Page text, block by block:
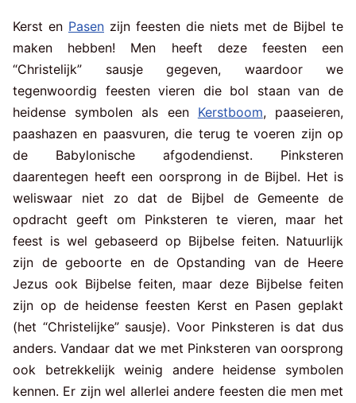
Kerst en Pasen zijn feesten die niets met de Bijbel te
maken hebben! Men heeft deze feesten een
“Christelijk” sausje gegeven, waardoor we
tegenwoordig feesten vieren die bol staan van de
heidense symbolen als een Kerstboom, paaseieren,
paashazen en paasvuren, die terug te voeren zijn op
de Babylonische afgodendienst. Pinksteren
daarentegen heeft een oorsprong in de Bijbel. Het is
weliswaar niet zo dat de Bijbel de Gemeente de
opdracht geeft om Pinksteren te vieren, maar het
feest is wel gebaseerd op Bijbelse feiten. Natuurlijk
zijn de geboorte en de Opstanding van de Heere
Jezus ook Bijbelse feiten, maar deze Bijbelse feiten
zijn op de heidense feesten Kerst en Pasen geplakt
(het “Christelijke” sausje). Voor Pinksteren is dat dus
anders. Vandaar dat we met Pinksteren van oorsprong
ook betrekkelijk weinig andere heidense symbolen
kennen. Er zijn wel allerlei andere feesten die men met